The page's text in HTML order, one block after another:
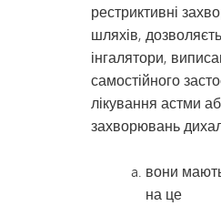
рестриктивні
шляхів,
інгалятори,
самостійного
лікування астми
захворювань
вони
на це